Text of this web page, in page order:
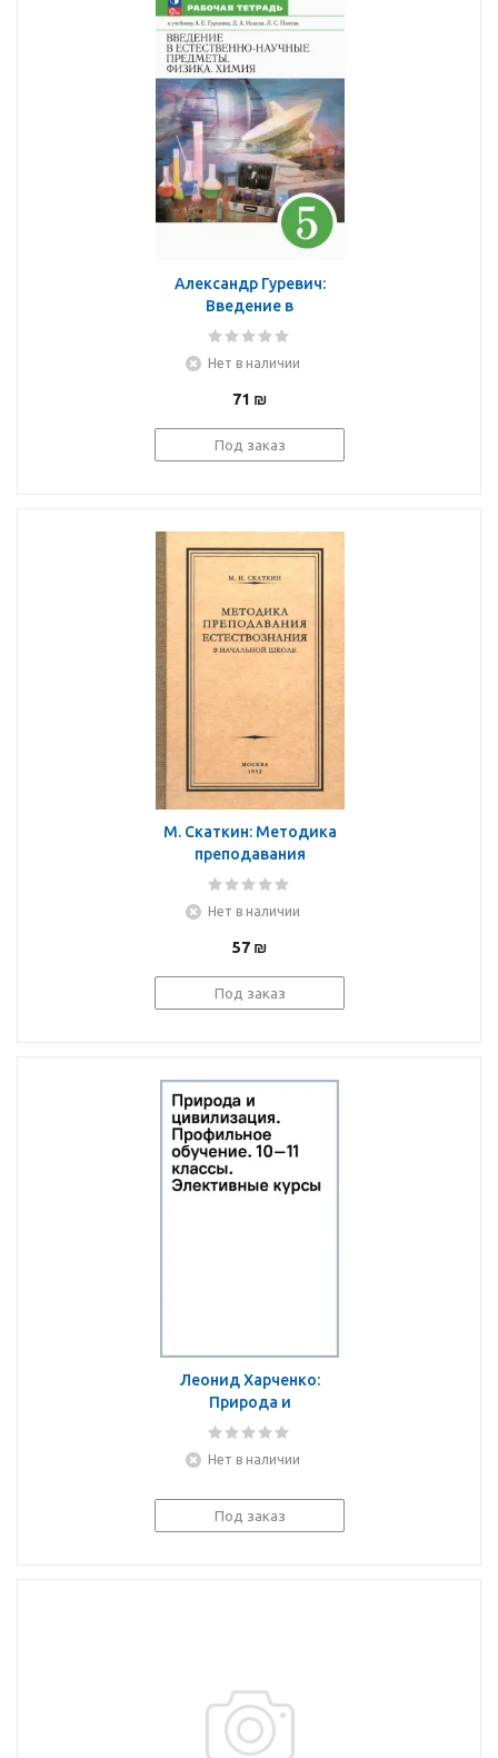
Александр Гуревич:
Введение в
естественно-научные
Химия. 5 класс. Рабочая
тетрадь
Нет в наличии
71 ₪
Под заказ
М. Скаткин: Методика
преподавания
естествознания в
год
Нет в наличии
57 ₪
Под заказ
Леонид Харченко:
Природа и
цивилизация.
10–11 классы.
Нет в наличии
Под заказ